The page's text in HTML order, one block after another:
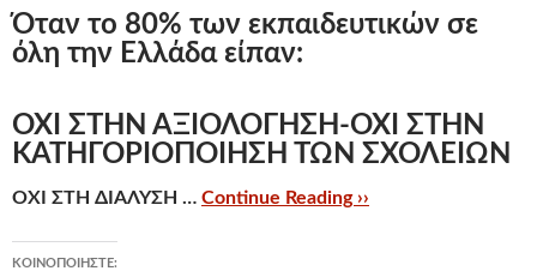
Όταν το 80% των εκπαιδευτικών σε
όλη την Ελλάδα είπαν:
ΟΧΙ ΣΤΗΝ ΑΞΙΟΛΟΓΗΣΗ-ΟΧΙ ΣΤΗΝ
ΚΑΤΗΓΟΡΙΟΠΟΙΗΣΗ ΤΩΝ ΣΧΟΛΕΙΩΝ
ΟΧΙ ΣΤΗ ΔΙΑΛΥΣΗ … Continue Reading ››
ΚΟΙΝΟΠΟΙΉΣΤΕ: